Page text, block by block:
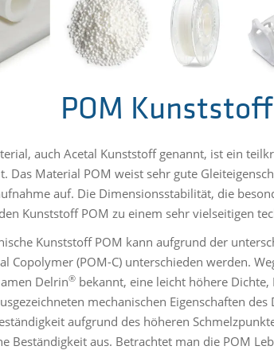
POM
auch Acetal Kunststoff genannt, ist ein
Das Material POM weist sehr gute
auf. Die Dimensionsstabilität, die
Kunststoff POM zu einem sehr vielseitigen
Kunststoff POM kann aufgrund der
Copolymer (POM-C) unterschieden werden.
Delrin® bekannt, eine leicht höhere
mechanischen Eigenschaften des
aufgrund des höheren
Beständigkeit aus. Betrachtet man die POM